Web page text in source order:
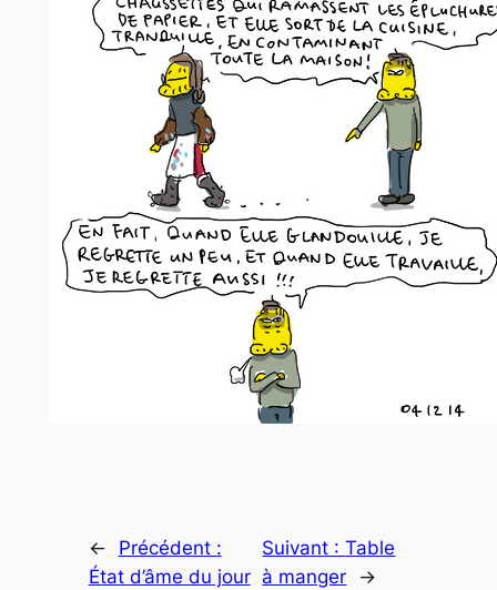
←
Précédent :
État d’âme du jour
Suivant :Table
à manger
→